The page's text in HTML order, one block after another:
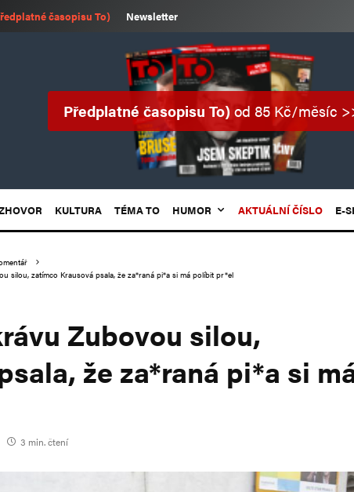
časopisu To) Newsletter
Předplatné časopisu To)od 85 Kč/měsíc
KULTURA TÉMA TO HUMOR AKTUÁLNÍ ČÍSLO E-
silou, zatímco Krausová psala, že za*raná pi*a si má políbit pr*el
Zubovou silou,
že za*raná pi*a si
3 min. čtení